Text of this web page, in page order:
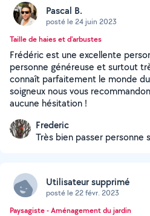
Pascal B.
posté le 24 juin 2023
Taille de haies et d'arbustes
Frédéric est une excellente
personne généreuse et surtout
connaît parfaitement le monde
soigneux nous vous
aucune hésitation !
Frederic
Très bien passer personne
Utilisateur supprimé
posté le 22 févr. 2023
Paysagiste - Aménagement du jardin